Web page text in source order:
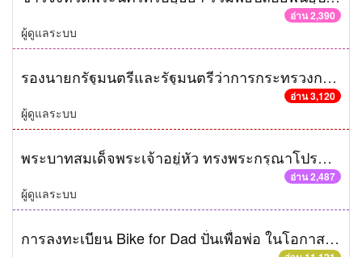
อ่าน 2,390
ผู้ดูแลระบบ
รองนายกรัฐมนตรีและรัฐมนตรีว่าการกระทรวงกลาโหม ทำบุญทอดกฐินสามัคคี บารมี-พระเจ้าตาก ที่วัดโพธิ์เผือก จังหวัดพระนครศรีอยุธยา
อ่าน 3,120
ผู้ดูแลระบบ
พระบาทสมเด็จพระเจ้าอยู่หัว ทรงพระกรุณาโปรดเกล้าฯ ให้ บริษัท การบินไทย จำกัด (มหาชน) ถวายผ้าพระกฐินพระราชทาน แด่พระสงฆ์
อ่าน 2,487
ผู้ดูแลระบบ
การลงทะเบียน Bike for Dad ปั่นเพื่อพ่อ ในโอกาสคล้ายวันเฉลิมพระชนมพรรษาพระบาทสมเด็จ พระเจ้าอยู่หัว 88 พรรษา 5 ธันวาคม พ.ศ.2558